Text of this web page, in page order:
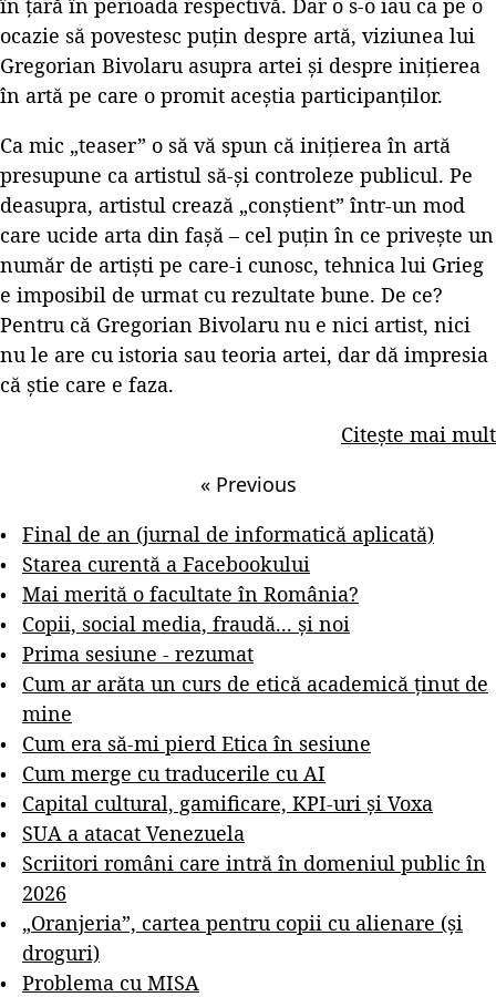
ocazie să povestesc puțin despre artă, viziunea lui
Gregorian Bivolaru asupra artei și despre inițierea
în artă pe care o promit aceștia participanților.
Ca mic „teaser” o să vă spun că inițierea în artă
presupune ca artistul să-și controleze publicul. Pe
deasupra, artistul crează „conștient” într-un mod
care ucide arta din fașă – cel puțin în ce privește un
număr de artiști pe care-i cunosc, tehnica lui Grieg
e imposibil de urmat cu rezultate bune. De ce?
Pentru că Gregorian Bivolaru nu e nici artist, nici
nu le are cu istoria sau teoria artei, dar dă impresia
că știe care e faza.
Citește mai mult
« Previous
Final de an (jurnal de informatică aplicată)
Starea curentă a Facebookului
Mai merită o facultate în România?
Copii, social media, fraudă... și noi
Prima sesiune - rezumat
Cum ar arăta un curs de etică academică ținut de
mine
Cum era să-mi pierd Etica în sesiune
Cum merge cu traducerile cu AI
Capital cultural, gamificare, KPI-uri și Voxa
SUA a atacat Venezuela
Scriitori români care intră în domeniul public în
2026
„Oranjeria”, cartea pentru copii cu alienare (și
droguri)
Problema cu MISA